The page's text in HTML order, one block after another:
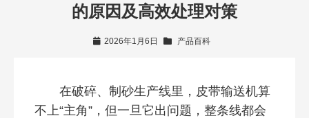
的原因及高效处理对策
2026年1月6日 产品百科
在破碎、制砂生产线里，皮带输送机算
不上“主角”，但一旦它出问题，整条线都会